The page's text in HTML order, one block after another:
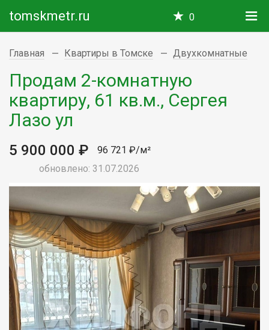
tomskmetr.ru 0
Главная Квартиры в Томске Двухкомнатные
Продам 2-комнатную
квартиру, 61 кв.м., Сергея
Лазо ул
5 900 000 ₽
96 721 ₽/м²
обновлено: 31.07.2026